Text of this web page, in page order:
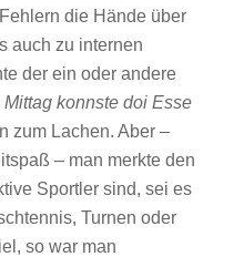
die Hände über
auch zu internen
der ein oder andere
konnste doi Esse
zum Lachen. Aber –
– man merkte den
Sportler sind, sei es
Turnen oder
so war man